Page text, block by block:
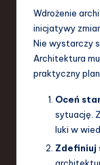
Wdrożenie
inicjatywy
Nie wystarczy
Architektura
praktyczny
Oceń
sytuację.
luki w
Zdefiniuj